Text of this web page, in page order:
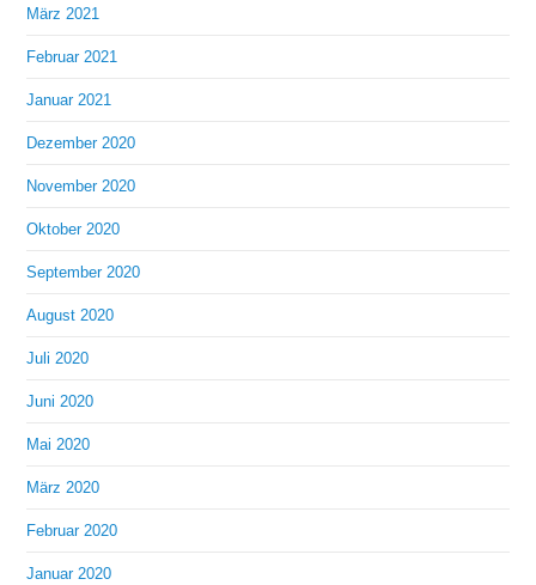
März 2021
Februar 2021
Januar 2021
Dezember 2020
November 2020
Oktober 2020
September 2020
August 2020
Juli 2020
Juni 2020
Mai 2020
März 2020
Februar 2020
Januar 2020